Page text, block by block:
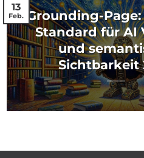
Grounding-
Standard für AI
und
Sichtbarkeit
13
Feb.